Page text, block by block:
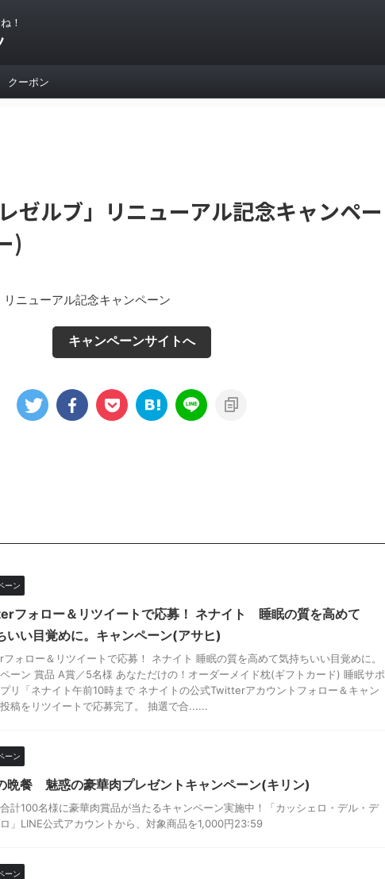
！
クーポン
ゼルブ」リニューアル記念キャンペー
)
リニューアル記念キャンペーン
キャンペーンサイトへ
ーン
フォロー＆リツイートで応募！ ネナイト 睡眠の質を高めて
いい目覚めに。キャンペーン(アサヒ)
ォロー＆リツイートで応募！ ネナイト 睡眠の質を高めて気持ちいい目覚めに。
ーン 賞品 A賞／5名様 あなただけの！オーダーメイド枕(ギフトカード) 睡眠サポ
リ「ネナイト午前10時まで ネナイトの公式Twitterアカウントフォロー＆キャン
稿をリツイートで応募完了。 抽選で合......
ーン
晩餐 魅惑の豪華肉プレゼントキャンペーン(キリン)
計100名様に豪華肉賞品が当たるキャンペーン実施中！「カッシェロ・デル・デ
」LINE公式アカウントから、対象商品を1,000円23:59
ーン